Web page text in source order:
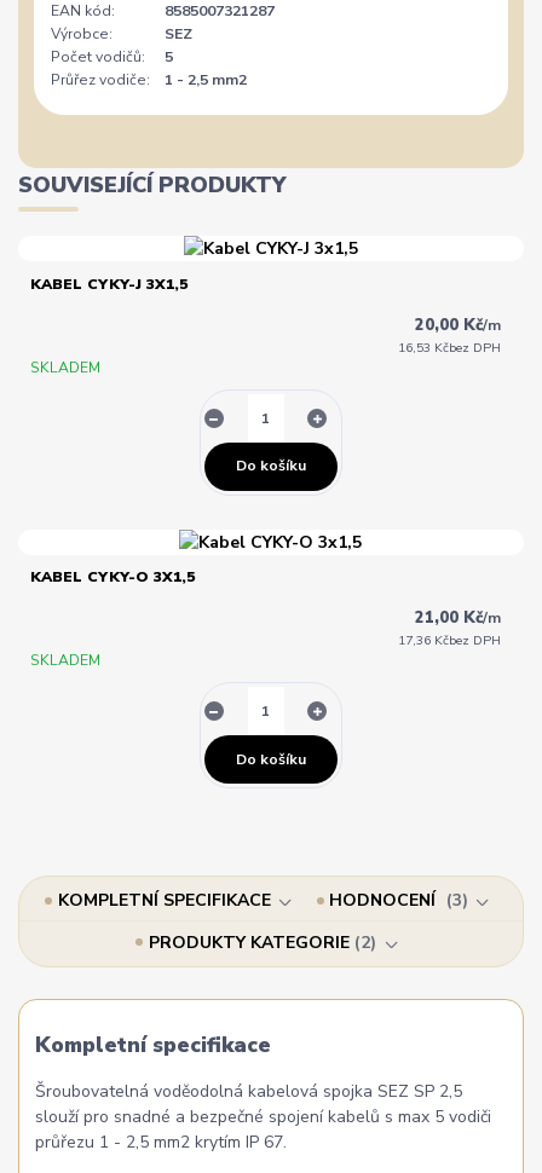
EAN kód:
8585007321287
Výrobce:
SEZ
Počet vodičů:
5
Průřez vodiče:
1 - 2,5 mm2
SOUVISEJÍCÍ PRODUKTY
KABEL CYKY-J 3X1,5
20,00 Kč/m
16,53 Kčbez DPH
SKLADEM
Do košíku
KABEL CYKY-O 3X1,5
21,00 Kč/m
17,36 Kčbez DPH
SKLADEM
Do košíku
KOMPLETNÍ SPECIFIKACE HODNOCENÍ
3
PRODUKTY KATEGORIE 2
Kompletní specifikace
Šroubovatelná voděodolná kabelová spojka SEZ SP 2,5
slouží pro snadné a bezpečné spojení kabelů s max 5 vodiči
průřezu 1 - 2,5 mm2 krytím IP 67.